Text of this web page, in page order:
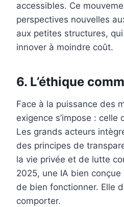
accessibles. Ce
perspectives nouvelles
aux petites structures,
innover à moindre coût.
6. L’éthique
Face à la puissance des
exigence s’impose : celle
Les grands acteurs
des principes de
la vie privée et de lutte
2025, une IA bien
de bien fonctionner. Elle
comporter.